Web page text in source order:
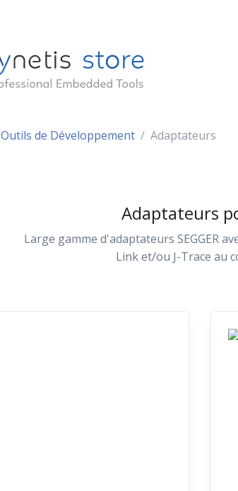
Outils de Développement Adaptateurs
Adaptateurs
Large gamme d'adaptateurs SEGGER
Link et/ou J-Trace au